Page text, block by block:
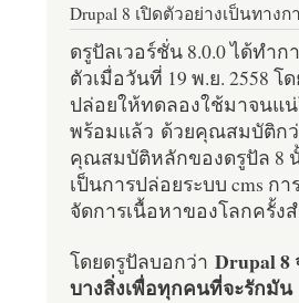
Drupal 8 เปิดตัวอย่างเป็นทางก
ดรูปัลเวอร์ชั่น 8.0.0 ได้ทำก
ตัวเมื่อวันที่ 19 พ.ย. 2558 โ
ปล่อยให้ทดลองใช้มาจนแน่
พร้อมแล้ว ด้วยคุณสมบัติกว่
คุณสมบัติหลักของดรูปัล 8
เป็นการปล่อยระบบ cms กา
จัดการเนื้อหาของโลกครั้ง
โดยดรูปัลบอกว่า Drupal 8
บางสิ่งเพื่อทุกคนที่จะรักมัน